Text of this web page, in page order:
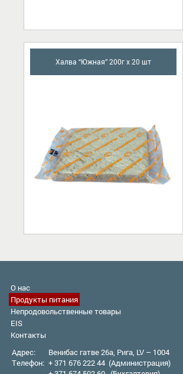
Халва “Южная” 200г х 20 шт
О нас
Продукты питания
Непродовольственные товары
EIS
Контакты
Адрес:
Венибас гатве 26а, Рига, LV – 1004
Телефон: + 371 676 222 44 (Администрация)